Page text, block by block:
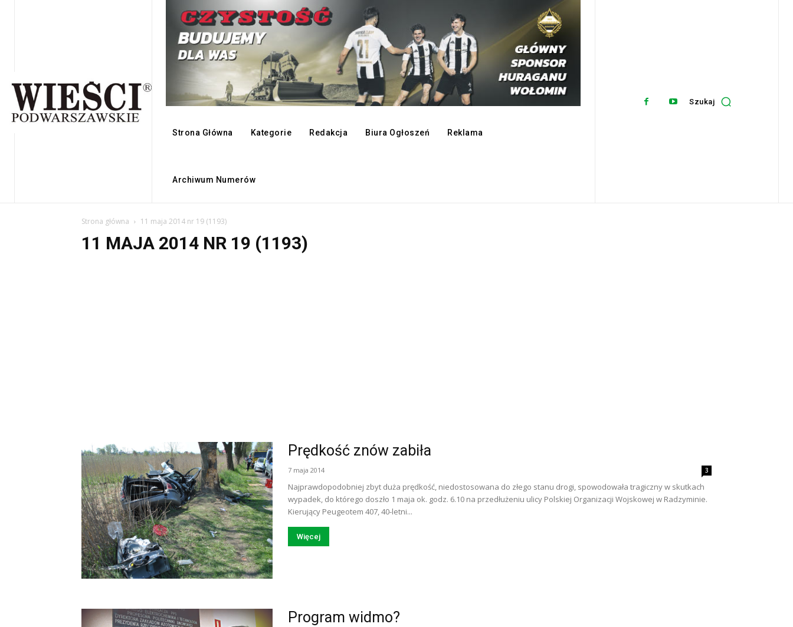
Strona Główna Kategorie Redakcja Biura Ogłoszeń Reklama
Archiwum Numerów
Szukaj
Strona główna 11 maja 2014 nr 19 (1193)
11 MAJA 2014 NR 19 (1193)
Prędkość znów zabiła
7 maja 2014 3
Najprawdopodobniej zbyt duża prędkość, niedostosowana do złego stanu drogi, spowodowała tragiczny w skutkach
wypadek, do którego doszło 1 maja ok. godz. 6.10 na przedłużeniu ulicy Polskiej Organizacji Wojskowej w Radzyminie.
Kierujący Peugeotem 407, 40-letni...
Więcej
Program widmo?